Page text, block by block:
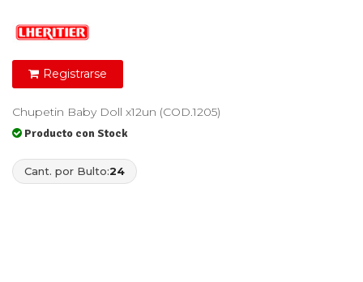
Registrarse
Chupetin Baby Doll x12un (COD.1205)
Producto con Stock
Cant. por Bulto:24